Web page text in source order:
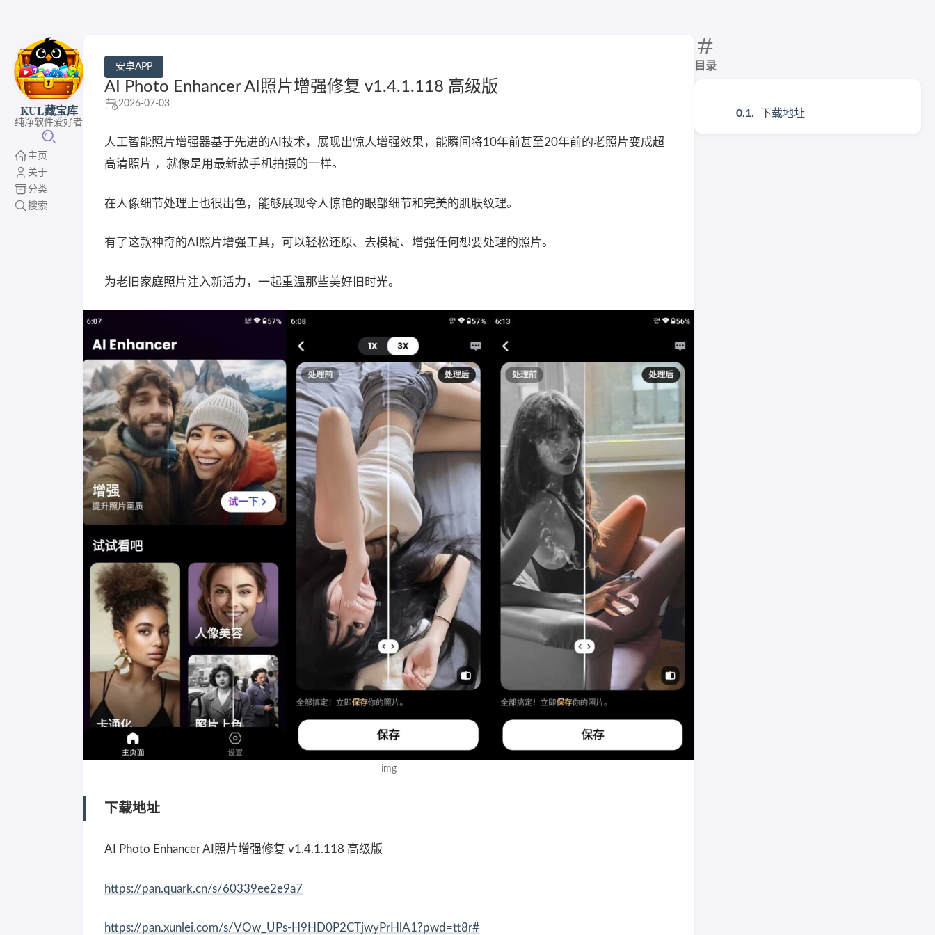
KUL藏宝库
纯净软件爱好者
主页
关于
分类
搜索
目录
下载地址
安卓APP
AI Photo Enhancer AI照片增强修复 v1.4.1.118 高级版
2026-07-03
人工智能照片增强器基于先进的AI技术，展现出惊人增强效果，能瞬间将10年前甚至20年前的老照片变成超
高清照片 ，就像是用最新款手机拍摄的一样。
在人像细节处理上也很出色，能够展现令人惊艳的眼部细节和完美的肌肤纹理。
有了这款神奇的AI照片增强工具，可以轻松还原、去模糊、增强任何想要处理的照片。
为老旧家庭照片注入新活力，一起重温那些美好旧时光。
img
下载地址
AI Photo Enhancer AI照片增强修复 v1.4.1.118 高级版
https://pan.quark.cn/s/60339ee2e9a7
https://pan.xunlei.com/s/VOw_UPs-H9HD0P2CTjwyPrHlA1?pwd=tt8r#